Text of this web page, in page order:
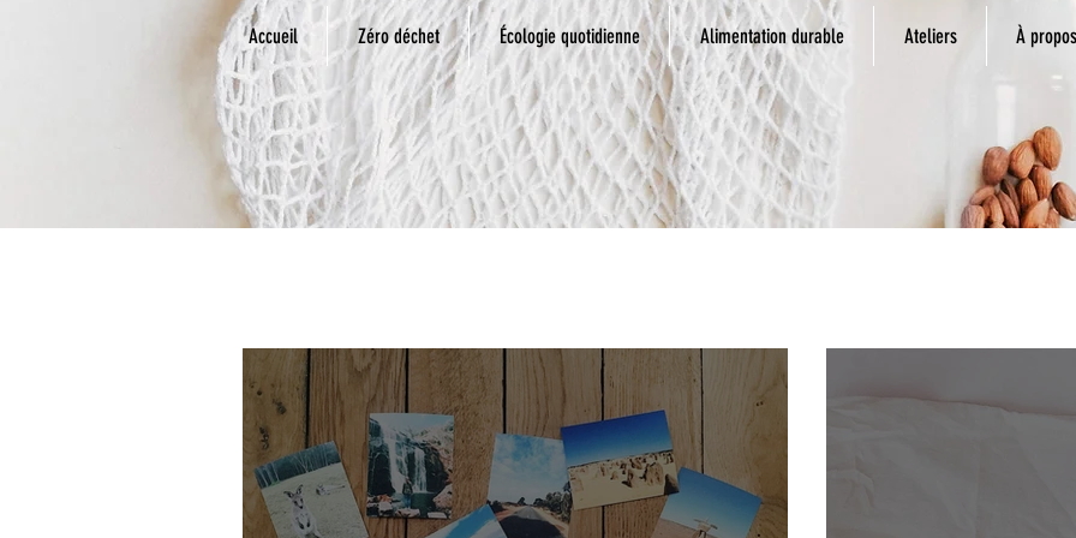
Accueil Zéro déchet Écologie quotidienne Alimentation durable Ateliers À propos